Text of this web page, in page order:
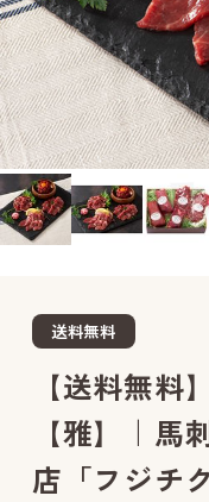
送料無料
【送料無料
【雅】｜馬
店「フジチク